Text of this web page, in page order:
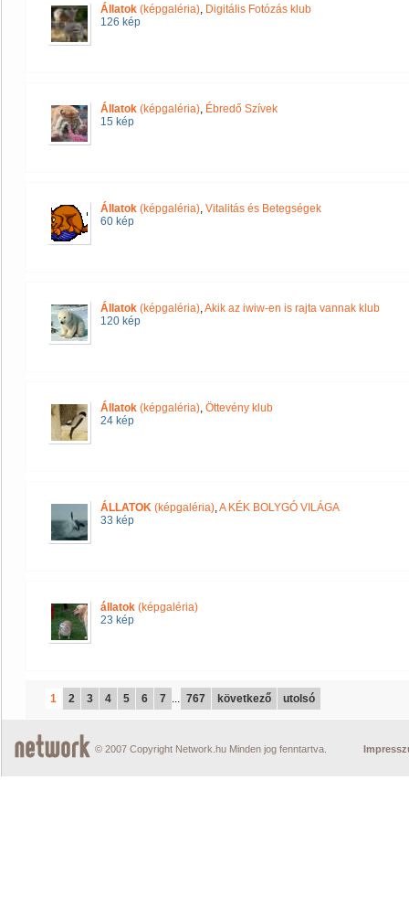
Állatok (képgaléria), Digitális Fotózás klub
126 kép
Állatok (képgaléria), Ébredő Szívek
15 kép
Állatok (képgaléria), Vitalitás és Betegségek
60 kép
Állatok (képgaléria),Akik az iwiw-en is rajta vannak klub
120 kép
Állatok (képgaléria), Öttevény klub
24 kép
ÁLLATOK (képgaléria),A KÉK BOLYGÓ VILÁGA
33 kép
állatok (képgaléria)
23 kép
1 2 3 4 5 6 7 ... 767 következő utolsó
© 2007 Copyright Network.hu Minden jog fenntartva.